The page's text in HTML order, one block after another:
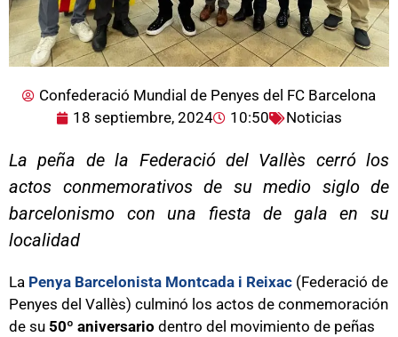
Confederació Mundial de Penyes del FC Barcelona
18 septiembre, 2024
10:50 Noticias
La peña de la Federació del Vallès cerró los
actos conmemorativos de su medio siglo de
barcelonismo con una fiesta de gala en su
localidad
La Penya Barcelonista Montcada i Reixac (Federació de
Penyes del Vallès) culminó los actos de conmemoración
de su 50º aniversario dentro del movimiento de peñas